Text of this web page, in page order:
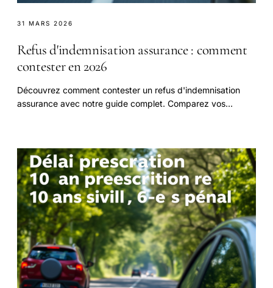
31 MARS 2026
Refus d'indemnisation assurance : comment
contester en 2026
Découvrez comment contester un refus d'indemnisation
assurance avec notre guide complet. Comparez vos